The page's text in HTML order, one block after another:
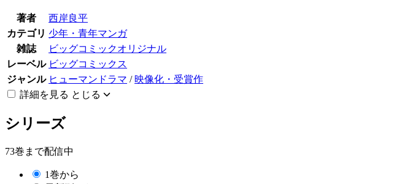
著者
西岸良平
カテゴリ 少年・青年マンガ
雑誌
ビッグコミックオリジナル
レーベル ビッグコミックス
ジャンル ヒューマンドラマ / 映像化・受賞作
詳細を見る とじる
シリーズ
73巻まで配信中
1巻から